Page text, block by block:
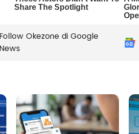
Follow Okezone di Google
News